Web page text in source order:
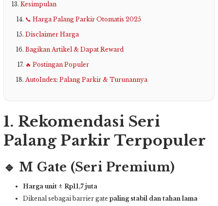
Kesimpulan
📞 Harga Palang Parkir Otomatis 2025
Disclaimer Harga
Bagikan Artikel & Dapat Reward
🔥 Postingan Populer
AutoIndex: Palang Parkir & Turunannya
1. Rekomendasi Seri
Palang Parkir Terpopuler
🔹 M Gate (Seri Premium)
Harga unit ± Rp11,7 juta
Dikenal sebagai barrier gate paling stabil dan tahan lama